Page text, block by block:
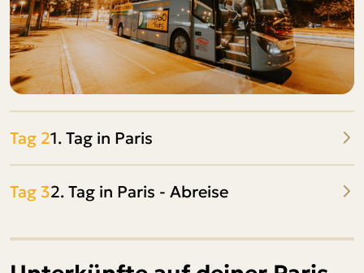
Tag 21. Tag in Paris
Tag 32. Tag in Paris - Abreise